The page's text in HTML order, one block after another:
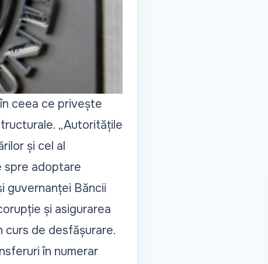
ceea ce privește
„Autoritățile
și cel al
spre adoptare
guvernanței Băncii
și asigurarea
curs de desfășurare.
în numerar